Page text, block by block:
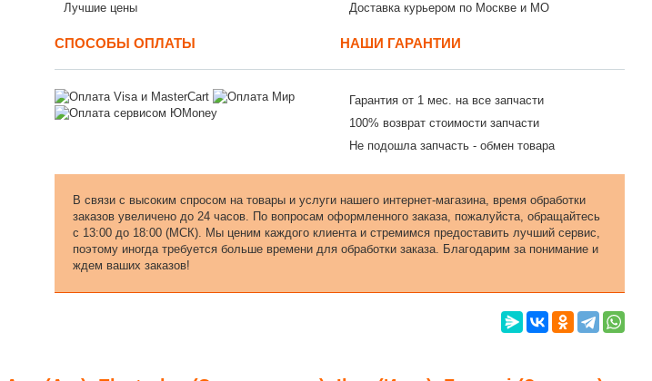
Лучшие цены
Доставка курьером по Москве и МО
СПОСОБЫ ОПЛАТЫ НАШИ ГАРАНТИИ
Гарантия от 1 мес. на все запчасти
100% возврат стоимости запчасти
Не подошла запчасть - обмен товара
В связи с высоким спросом на товары и услуги нашего интернет-магазина, время обработки
заказов увеличено до 24 часов. По вопросам оформленного заказа, пожалуйста, обращайтесь
с 13:00 до 18:00 (МСК). Мы ценим каждого клиента и стремимся предоставить лучший сервис,
поэтому иногда требуется больше времени для обработки заказа. Благодарим за понимание и
ждем ваших заказов!